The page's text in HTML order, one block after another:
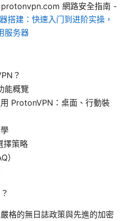
網路安全指南 -
搭建：快速入门到进阶实操，
服务器
？
能概覽
ProtonVPN：桌面、行動裝
擇策略
）
格的無日誌政策與先進的加密